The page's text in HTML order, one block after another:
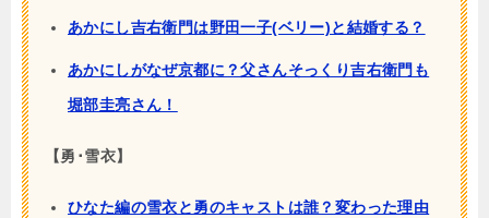
あかにし吉右衛門は野田一子(ベリー)と結婚する？
あかにしがなぜ京都に？父さんそっくり吉右衛門も
堀部圭亮さん！
【勇･雪衣】
ひなた編の雪衣と勇のキャストは誰？変わった理由